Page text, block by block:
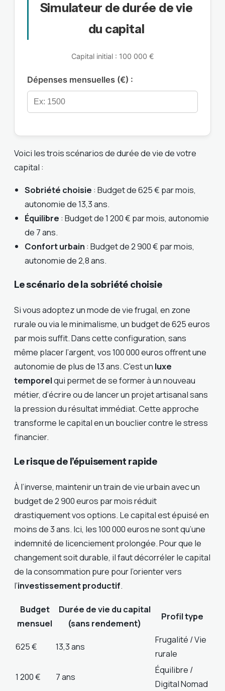
Simulateur de durée de vie
du capital
Capital initial : 100 000 €
Dépenses mensuelles (€) :
Voici les trois scénarios de durée de vie de votre
capital :
Sobriété choisie : Budget de 625 € par mois,
autonomie de 13,3 ans.
Équilibre : Budget de 1 200 € par mois, autonomie
de 7 ans.
Confort urbain : Budget de 2 900 € par mois,
autonomie de 2,8 ans.
Le scénario de la sobriété choisie
Si vous adoptez un mode de vie frugal, en zone
rurale ou via le minimalisme, un budget de 625 euros
par mois suffit. Dans cette configuration, sans
même placer l’argent, vos 100 000 euros offrent une
autonomie de plus de 13 ans. C’est un luxe
temporelqui permet de se former à un nouveau
métier, d’écrire ou de lancer un projet artisanal sans
la pression du résultat immédiat. Cette approche
transforme le capital en un bouclier contre le stress
financier.
Le risque de l’épuisement rapide
À l’inverse, maintenir un train de vie urbain avec un
budget de 2 900 euros par mois réduit
drastiquement vos options. Le capital est épuisé en
moins de 3 ans. Ici, les 100 000 euros ne sont qu’une
indemnité de licenciement prolongée. Pour que le
changement soit durable, il faut décorréler le capital
de la consommation pure pour l’orienter vers
l’investissement productif.
Budget
mensuel
Durée de vie du capital
(sans rendement)
Profil type
625 € 13,3 ans
Frugalité / Vie
rurale
1 200 €
7 ans
Équilibre /
Digital Nomad